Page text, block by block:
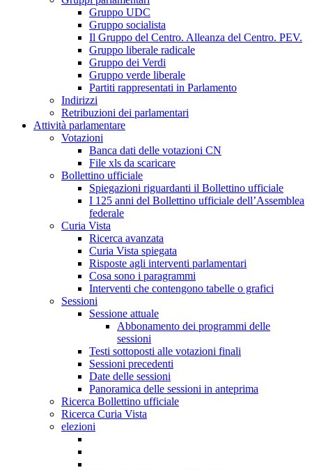
Gruppo UDC
Gruppo socialista
Il Gruppo del Centro. Alleanza del Centro. PEV.
Gruppo liberale radicale
Gruppo dei Verdi
Gruppo verde liberale
Partiti rappresentati in Parlamento
Indirizzi
Retribuzioni dei parlamentari
Attività parlamentare
Votazioni
Banca dati delle votazioni CN
File xls da scaricare
Bollettino ufficiale
Spiegazioni riguardanti il Bollettino ufficiale
I 125 anni del Bollettino ufficiale dell’Assemblea
federale
Curia Vista
Ricerca avanzata
Curia Vista spiegata
Risposte agli interventi parlamentari
Cosa sono i paragrammi
Interventi che contengono tabelle o grafici
Sessioni
Sessione attuale
Abbonamento dei programmi delle
sessioni
Testi sottoposti alle votazioni finali
Sessioni precedenti
Date delle sessioni
Panoramica delle sessioni in anteprima
Ricerca Bollettino ufficiale
Ricerca Curia Vista
elezioni